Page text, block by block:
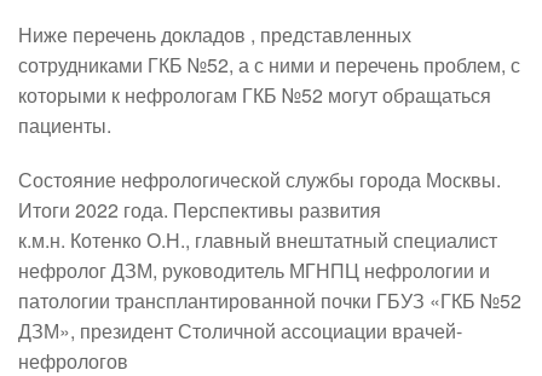
Ниже перечень докладов , представленных
сотрудниками ГКБ №52, а с ними и перечень проблем, с
которыми к нефрологам ГКБ №52 могут обращаться
пациенты.
Состояние нефрологической службы города Москвы.
Итоги 2022 года. Перспективы развития
к.м.н. Котенко О.Н., главный внештатный специалист
нефролог ДЗМ, руководитель МГНПЦ нефрологии и
патологии трансплантированной почки ГБУЗ «ГКБ №52
ДЗМ», президент Столичной ассоциации врачей-
нефрологов